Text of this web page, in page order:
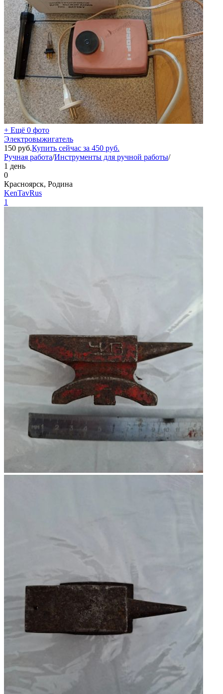
+ Ещё 0 фото
Электровыжигатель
150 руб.Купить сейчас за 450 руб.
Ручная работа/Инструменты для ручной работы/
1 день
0
Красноярск, Родина
KenTavRus
1